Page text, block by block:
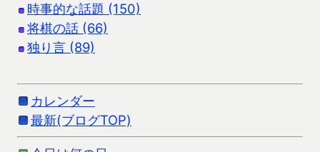
時事的な話題 (150)
将棋の話 (66)
独り言 (89)
カレンダー
最新(ブログTOP)